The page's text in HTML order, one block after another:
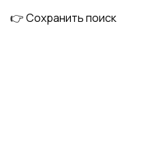
👉 Сохранить поиск